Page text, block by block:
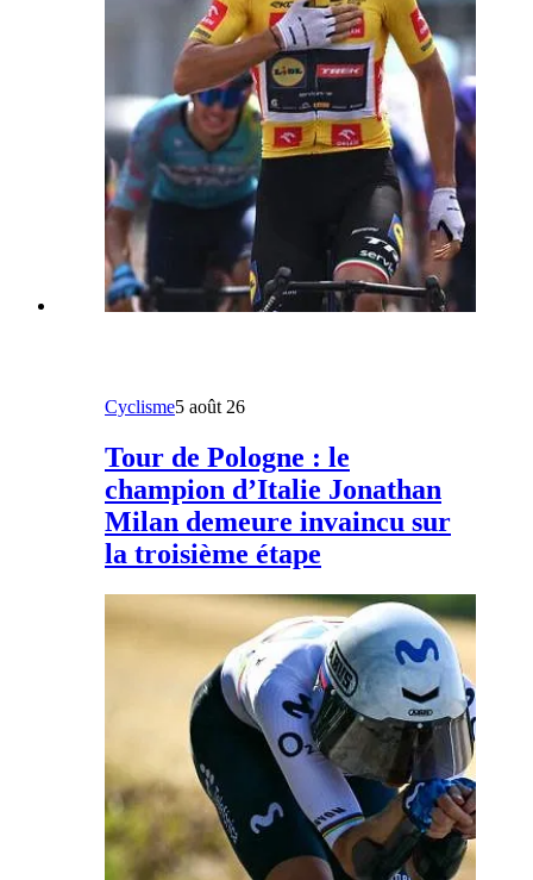
Cyclisme5 août 26
Tour de Pologne : le
champion d’Italie Jonathan
Milan demeure invaincu sur
la troisième étape